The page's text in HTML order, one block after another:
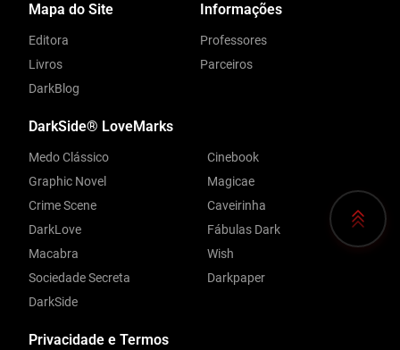
Privacidade e Termos
Mapa do Site
Editora
Livros
DarkBlog
Informações
Professores
Parceiros
DarkSide® LoveMarks
Medo Clássico
Graphic Novel
Crime Scene
DarkLove
Macabra
Sociedade Secreta
DarkSide
Cinebook
Magicae
Caveirinha
Fábulas Dark
Wish
Darkpaper